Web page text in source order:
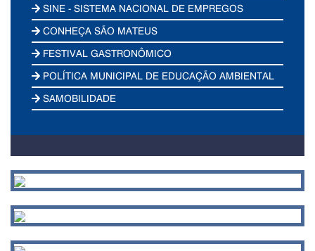
SINE - SISTEMA NACIONAL DE EMPREGOS
CONHEÇA SÃO MATEUS
FESTIVAL GASTRONÔMICO
POLÍTICA MUNICIPAL DE EDUCAÇÃO AMBIENTAL
SAMOBILIDADE